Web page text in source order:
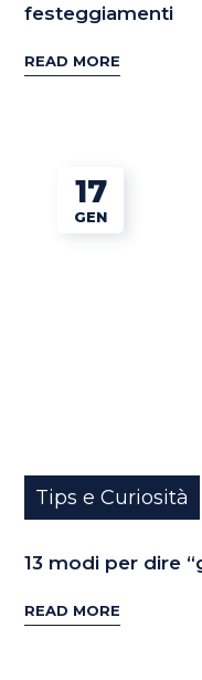
festeggiamenti
READ MORE
17
GEN
Tips e Curiosità
13 modi per dire
READ MORE